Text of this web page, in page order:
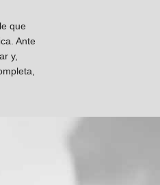
que
Ante
y,